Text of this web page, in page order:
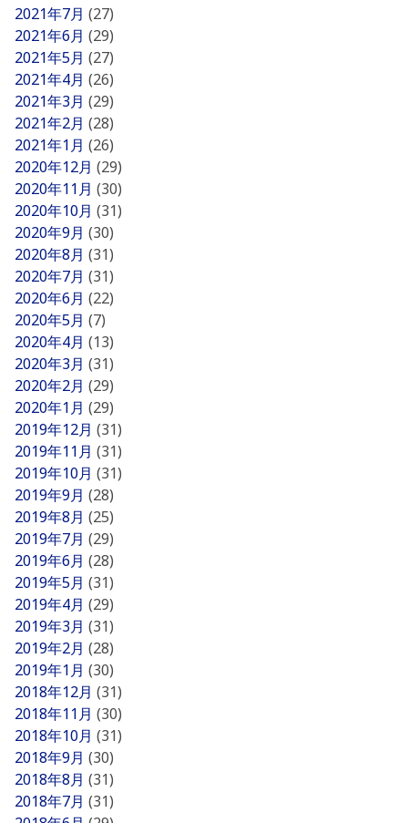
2021年7月 (27)
2021年6月 (29)
2021年5月 (27)
2021年4月 (26)
2021年3月 (29)
2021年2月 (28)
2021年1月 (26)
2020年12月 (29)
2020年11月 (30)
2020年10月 (31)
2020年9月 (30)
2020年8月 (31)
2020年7月 (31)
2020年6月 (22)
2020年5月 (7)
2020年4月 (13)
2020年3月 (31)
2020年2月 (29)
2020年1月 (29)
2019年12月 (31)
2019年11月 (31)
2019年10月 (31)
2019年9月 (28)
2019年8月 (25)
2019年7月 (29)
2019年6月 (28)
2019年5月 (31)
2019年4月 (29)
2019年3月 (31)
2019年2月 (28)
2019年1月 (30)
2018年12月 (31)
2018年11月 (30)
2018年10月 (31)
2018年9月 (30)
2018年8月 (31)
2018年7月 (31)